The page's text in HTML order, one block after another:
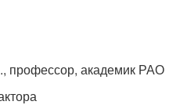
профессор, академик РАО